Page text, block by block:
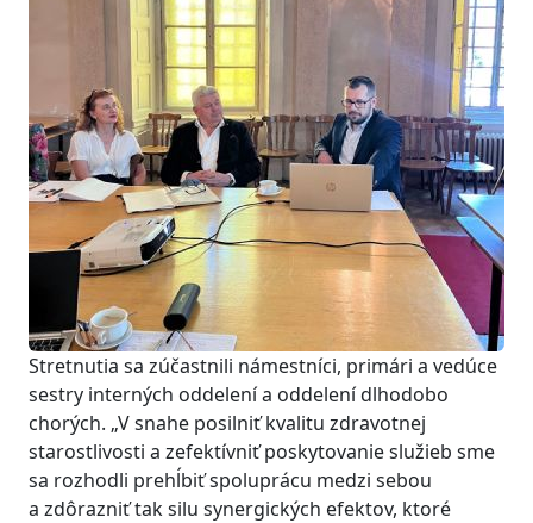
Stretnutia sa zúčastnili námestníci, primári a vedúce
sestry interných oddelení a oddelení dlhodobo
chorých. „V snahe posilniť kvalitu zdravotnej
starostlivosti a zefektívniť poskytovanie služieb sme
sa rozhodli prehĺbiť spoluprácu medzi sebou
a zdôrazniť tak silu synergických efektov, ktoré